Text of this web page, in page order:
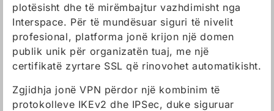
plotësisht dhe të mirëmbajtur vazhdimisht nga
Interspace. Për të mundësuar siguri të nivelit
profesional, platforma jonë krijon një domen
publik unik për organizatën tuaj, me një
certifikatë zyrtare SSL që rinovohet automatikisht.
Zgjidhja jonë VPN përdor një kombinim të
protokolleve IKEv2 dhe IPSec, duke siguruar